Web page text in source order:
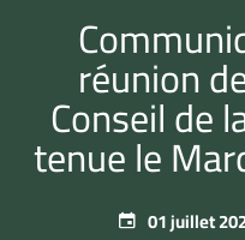
réunion
Conseil de
tenue le
01 juillet